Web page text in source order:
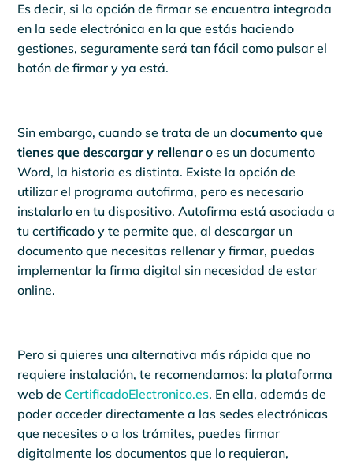
Es decir, si la opción de firmar se encuentra integrada
en la sede electrónica en la que estás haciendo
gestiones, seguramente será tan fácil como pulsar el
botón de firmar y ya está.
Sin embargo, cuando se trata de undocumento que
tienes que descargar y rellenaro es un documento
Word, la historia es distinta. Existe la opción de
utilizar el programa autofirma, pero es necesario
instalarlo en tu dispositivo. Autofirma está asociada a
tu certificado y te permite que, al descargar un
documento que necesitas rellenar y firmar, puedas
implementar la firma digital sin necesidad de estar
online.
Pero si quieres una alternativa más rápida que no
requiere instalación, te recomendamos: la plataforma
web de CertificadoElectronico.es. En ella, además de
poder acceder directamente a las sedes electrónicas
que necesites o a los trámites, puedes firmar
digitalmente los documentos que lo requieran,